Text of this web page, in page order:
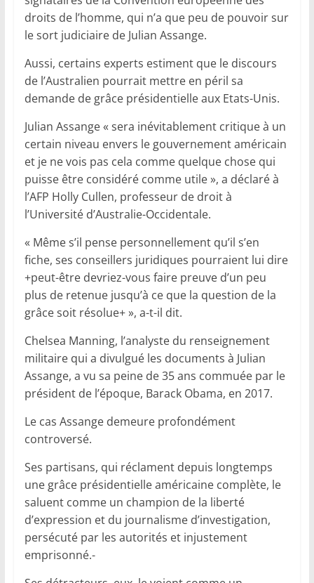
droits de l’homme, qui n’a que peu de pouvoir sur
le sort judiciaire de Julian Assange.
Aussi, certains experts estiment que le discours
de l’Australien pourrait mettre en péril sa
demande de grâce présidentielle aux Etats-Unis.
Julian Assange « sera inévitablement critique à un
certain niveau envers le gouvernement américain
et je ne vois pas cela comme quelque chose qui
puisse être considéré comme utile », a déclaré à
l’AFP Holly Cullen, professeur de droit à
l’Université d’Australie-Occidentale.
« Même s’il pense personnellement qu’il s’en
fiche, ses conseillers juridiques pourraient lui dire
+peut-être devriez-vous faire preuve d’un peu
plus de retenue jusqu’à ce que la question de la
grâce soit résolue+ », a-t-il dit.
Chelsea Manning, l’analyste du renseignement
militaire qui a divulgué les documents à Julian
Assange, a vu sa peine de 35 ans commuée par le
président de l’époque, Barack Obama, en 2017.
Le cas Assange demeure profondément
controversé.
Ses partisans, qui réclament depuis longtemps
une grâce présidentielle américaine complète, le
saluent comme un champion de la liberté
d’expression et du journalisme d’investigation,
persécuté par les autorités et injustement
emprisonné.-